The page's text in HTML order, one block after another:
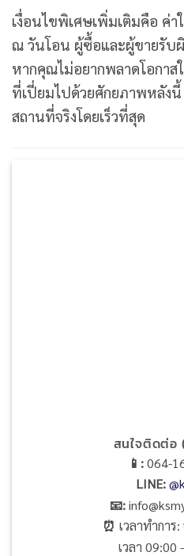
เงื่อนไขพิเศษเพิ่มเติมคือ ค่า
ณ วันโอน ผู้ซื้อและผู้ขายรับ
หากคุณไม่อยากพลาดโอกา
ที่เปี่ยมไปด้วยศักยภาพหลัง
สถานที่จริงโดยเร็วที่สุด
สนใจติดต่อ
📱:064-
LINE:
📧:
⏰ เวลาทำการ
เวลา 09:00